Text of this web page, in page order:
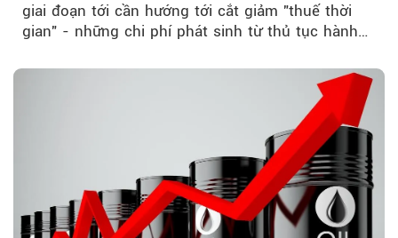
giai đoạn tới cần hướng tới cắt giảm "thuế thời
gian" - những chi phí phát sinh từ thủ tục hành